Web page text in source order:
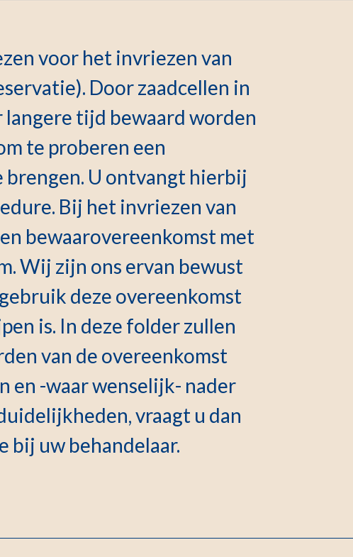
voor het invriezen van
Door zaadcellen in
tijd bewaard worden
te proberen een
brengen. U ontvangt hierbij
Bij het invriezen van
bewaarovereenkomst met
Wij zijn ons ervan bewust
deze overeenkomst
is. In deze folder zullen
van de overeenkomst
en -waar wenselijk- nader
vraagt u dan
bij uw behandelaar.